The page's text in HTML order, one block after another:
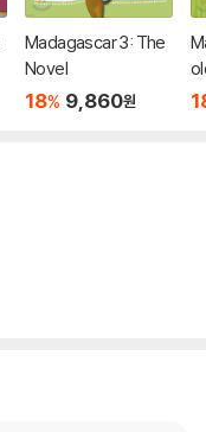
Madagascar 3: The
Novel
18% 9,860원